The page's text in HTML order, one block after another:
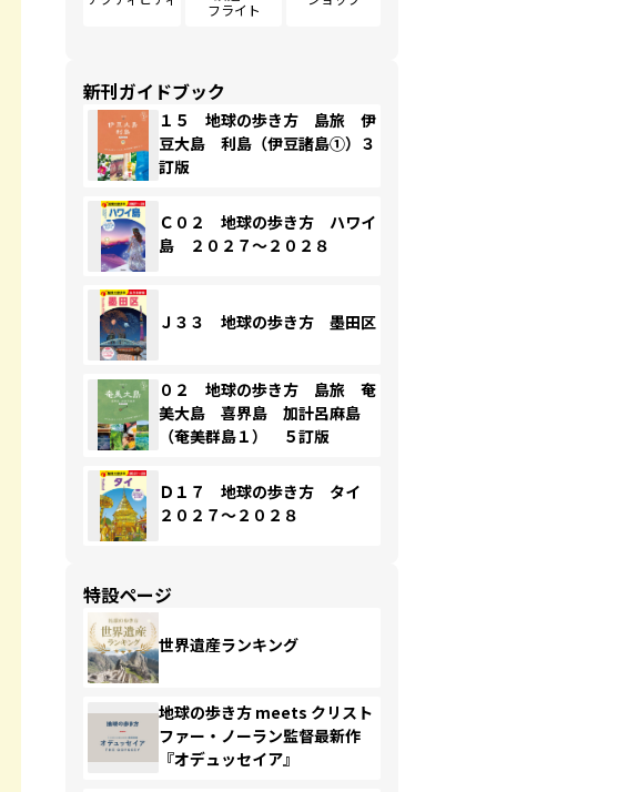
フライト
新刊ガイドブック
１５ 地球の歩き方 島旅 伊
豆大島 利島（伊豆諸島①）３
訂版
Ｃ０２ 地球の歩き方 ハワイ
島 ２０２７～２０２８
Ｊ３３ 地球の歩き方 墨田区
０２ 地球の歩き方 島旅 奄
美大島 喜界島 加計呂麻島
（奄美群島１） ５訂版
Ｄ１７ 地球の歩き方 タイ
２０２７～２０２８
特設ページ
世界遺産ランキング
地球の歩き方 meets クリスト
ファー・ノーラン監督最新作
『オデュッセイア』